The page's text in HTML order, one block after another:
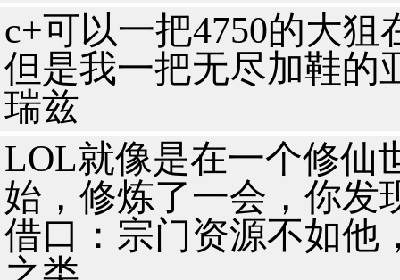
c+可以一把4750的大狙
但是我一把无尽加鞋的
瑞兹
LOL就像是在一个修仙
始，修炼了一会，你发
借口：宗门资源不如他